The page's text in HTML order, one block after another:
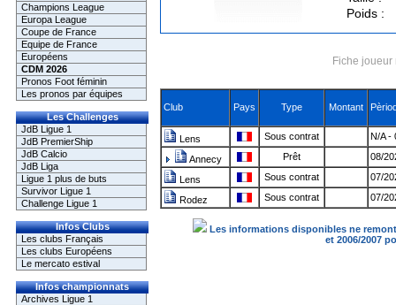
Champions League
Europa League
Coupe de France
Equipe de France
Européens
CDM 2026
Pronos Foot féminin
Les pronos par équipes
Les Challenges
JdB Ligue 1
JdB PremierShip
JdB Calcio
JdB Liga
Ligue 1 plus de buts
Survivor Ligue 1
Challenge Ligue 1
Infos Clubs
Les clubs Français
Les clubs Européens
Le mercato estival
Infos championnats
Archives Ligue 1
Poids :
Fiche
Club Pays Type Montant
Lens Sous contrat N/A -
Annecy Prêt 08/
Lens Sous contrat 07/
Rodez Sous contrat 07/
Les informations disponibles ne
et 2006/2007